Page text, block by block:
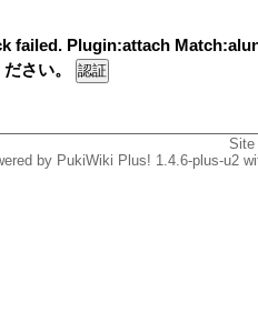
failed. Plugin:attach
さい。
by PukiWiki Plus! 1.4.6-plus-u2